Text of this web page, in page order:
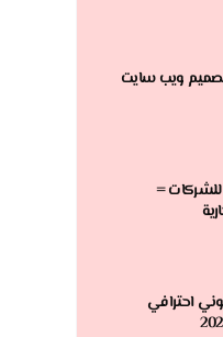
ويب سايت
للشركات =
احترافي